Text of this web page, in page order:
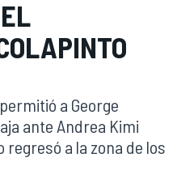
a George
ante Andrea Kimi
a la zona de los